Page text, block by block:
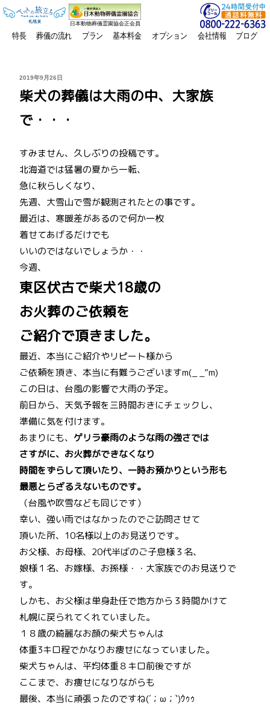
日本動物葬儀霊園協会正会員
特長 葬儀の流れ プラン 基本料金 オプション 会社情報 ブログ
投
日:
2019年9月26日
柴犬の葬儀は大雨の中、大家族
で・・・
すみません、久しぶりの投稿です。
北海道では猛暑の夏から一転、
急に秋らしくなり、
先週、大雪山で雪が観測されたとの事です。
最近は、寒暖差があるので何か一枚
着せてあげるだけでも
いいのではないでしょうか・・
今週、
東区伏古で柴犬18歳の
お火葬のご依頼を
ご紹介で頂きました。
最近、本当にご紹介やリピート様から
ご依頼を頂き、本当に有難うございますm(_ _”m)
この日は、台風の影響で大雨の予定。
前日から、天気予報を三時間おきにチェックし、
準備に気を付けます。
あまりにも、 ゲリラ豪雨のような雨の強さでは
さすがに、お火葬ができなくなり
時間をずらして頂いたり、一時お預かりという形も
最悪とらざるえないものです。
（台風や吹雪なども同じです）
幸い、強い雨ではなかったのでご訪問させて
頂いた所、10名様以上のお見送りです。
お父様、お母様、20代半ばのご子息様３名、
娘様１名、お嫁様、お孫様・・大家族でのお見送りで
す。
しかも、お父様は単身赴任で地方から３時間かけて
札幌に戻られてくれていました。
１８歳の綺麗なお顔の柴犬ちゃんは
体重3キロ程でかなりお痩せになっていました。
柴犬ちゃんは、平均体重８キロ前後ですが
ここまで、お痩せになりながらも
最後、本当に頑張ったのですね(´；ω；`)ｳｩｩ